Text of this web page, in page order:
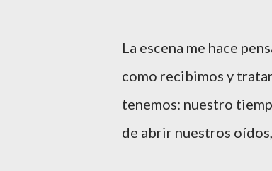
La escena me hace
como recibimos y
tenemos: nuestro
de abrir nuestros